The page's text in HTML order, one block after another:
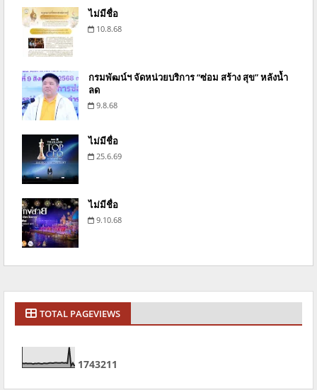
ไม่มีชื่อ
10.8.68
กรมพัฒน์ฯ จัดหน่วยบริการ “ซ่อม สร้าง สุข” หลังน้ำ
ลด
9.8.68
ไม่มีชื่อ
25.6.69
ไม่มีชื่อ
9.10.68
TOTAL PAGEVIEWS
1743211